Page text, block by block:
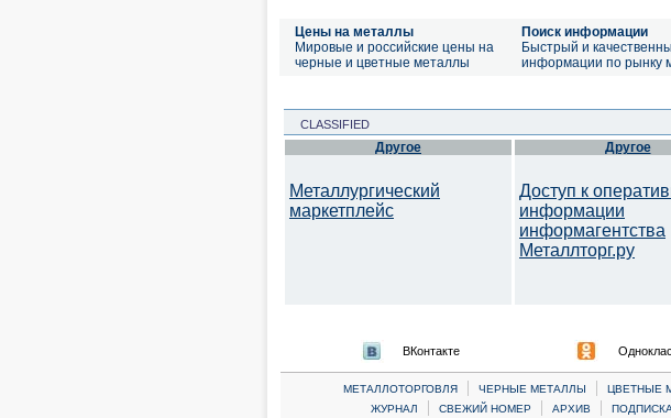
Цены на металлы
Мировые и российские цены на
черные и цветные металлы
Поиск информации
Быстрый и
информации по рынку
CLASSIFIED
Другое
Металлургический
маркетплейс
Другое
Доступ к
информации
информагентства
Металлторг.ру
ВКонтакте
МЕТАЛЛОТОРГОВЛЯ | ЧЕРНЫЕ МЕТАЛЛЫ | ЦВЕТНЫЕ
ЖУРНАЛ
| СВЕЖИЙ НОМЕР | АРХИВ | ПОДПИСКА